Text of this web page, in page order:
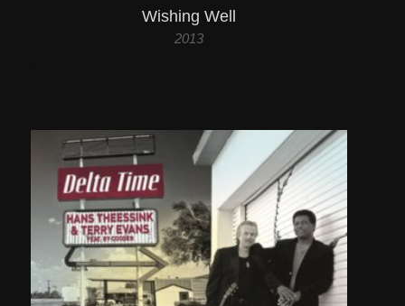
Wishing Well
2013